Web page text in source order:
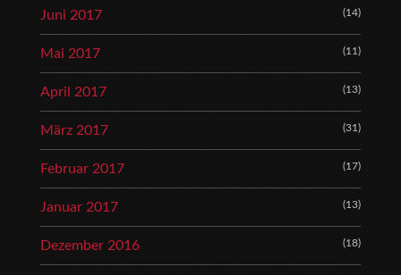
Juni 2017 (14)
Mai 2017 (11)
April 2017 (13)
März 2017 (31)
Februar 2017 (17)
Januar 2017 (13)
Dezember 2016 (18)